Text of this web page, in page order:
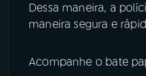
Dessa maneira, a
maneira segura e
Acompanhe o bate